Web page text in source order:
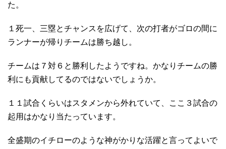
た。
１死一、三塁とチャンスを広げて、次の打者がゴロの間に
ランナーが帰りチームは勝ち越し。
チームは７対６と勝利したようですね。かなりチームの勝
利にも貢献してるのではないでしょうか。
１１試合くらいはスタメンから外れていて、ここ３試合の
起用はかなり当たっています。
全盛期のイチローのような神がかりな活躍と言ってよいで